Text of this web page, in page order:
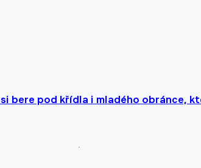
bere pod křídla i mladého obránce,